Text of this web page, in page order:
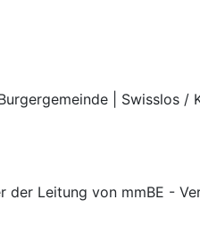
| Swisslos /
Leitung von mmBE -